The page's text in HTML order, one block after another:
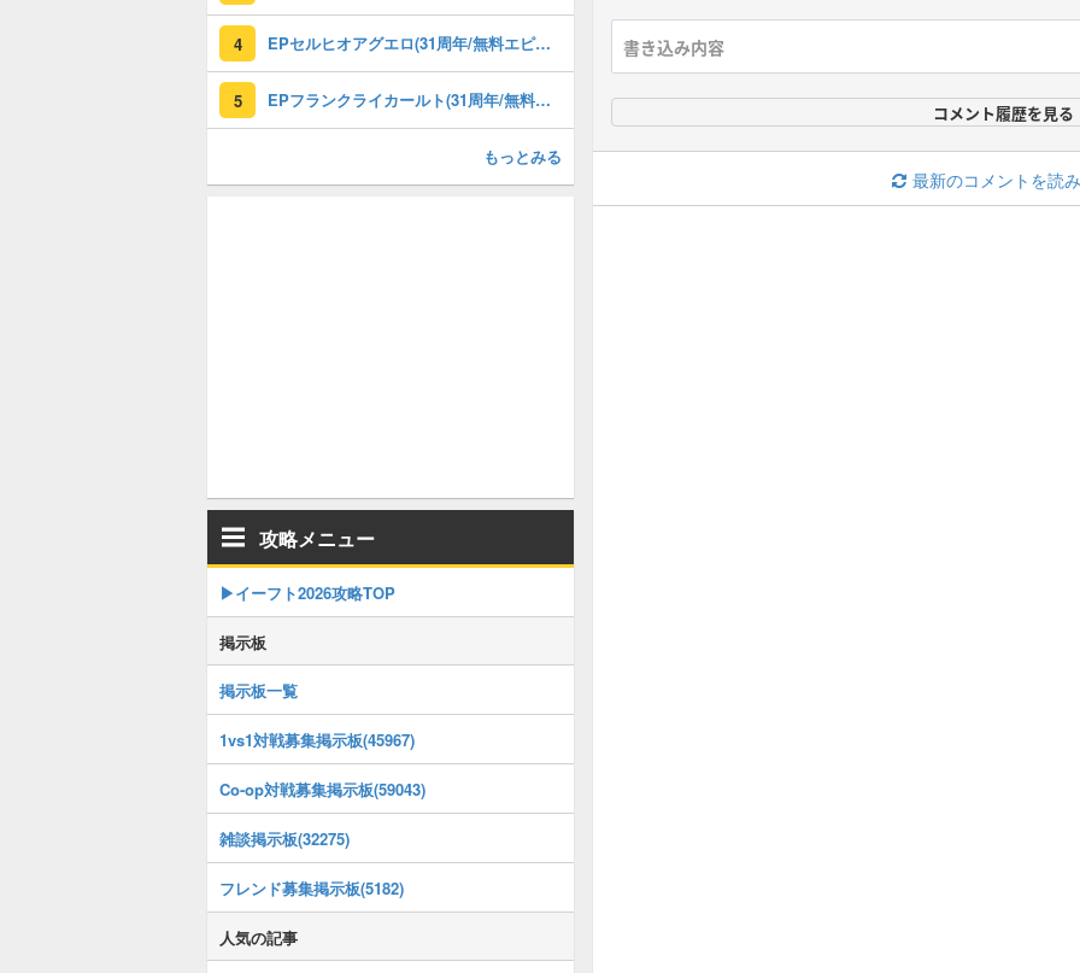
コメント履歴を見る
最新のコメントを読
4 EPセルヒオアグエロ(31周年/無料エピック)の評価とおすすめ育成・スキル追加
5 EPフランクライカールト(31周年/無料エピック)の評価とおすすめ育成・スキル追加
もっとみる
攻略メニュー
▶イーフト2026攻略TOP
掲示板
掲示板一覧
1vs1対戦募集掲示板(45967)
Co-op対戦募集掲示板(59043)
雑談掲示板(32275)
フレンド募集掲示板(5182)
人気の記事